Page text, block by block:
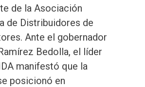
de la Asociación
de Distribuidores de
Ante el gobernador
Bedolla, el líder
manifestó que la
posicionó en